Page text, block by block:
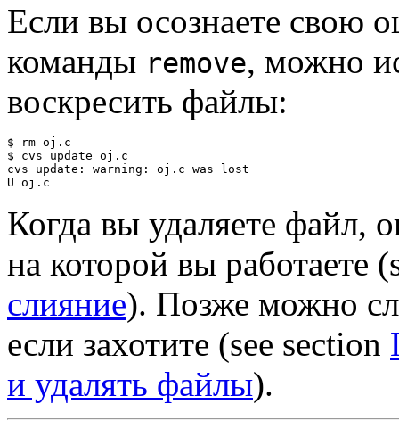
Если вы осознаете свою
команды remove, можно
воскресить файлы:
$ rm oj.c
$ cvs update oj.c
cvs update: warning: oj.c was lost
Когда вы удаляете файл,
на которой вы работаете
слияние). Позже можно
если захотите (see section
и удалять файлы).